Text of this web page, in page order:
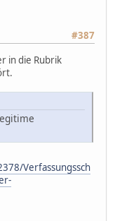
#387
in die Rubrik
Verfassungssch